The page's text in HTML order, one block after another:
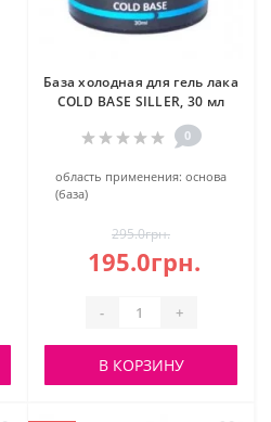
База холодная для гель лака
COLD BASE SILLER, 30 мл
0
область применения: основа
(база)
295.0грн.
195.0грн.
- +
В КОРЗИНУ